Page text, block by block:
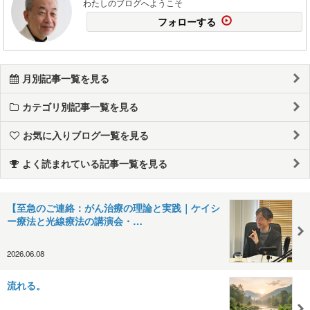
わたしのブログへようこそ
フォローする
月別記事一覧を見る
カテゴリ別記事一覧を見る
お気に入りブログ一覧を見る
よく読まれている記事一覧を見る
【至急のご連絡：がん治療の理論と実践｜ケイシ
ー療法と光線療法の講演会・…
2026.06.08
流れる。